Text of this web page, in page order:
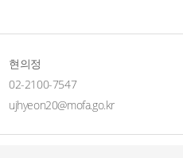
현의정
02-2100-7547
ujhyeon20@mofa.go.kr